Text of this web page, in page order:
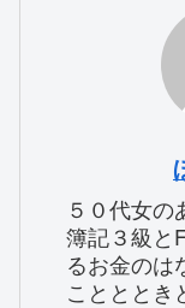
５０代女の
簿記３級と
るお金のは
ことととき